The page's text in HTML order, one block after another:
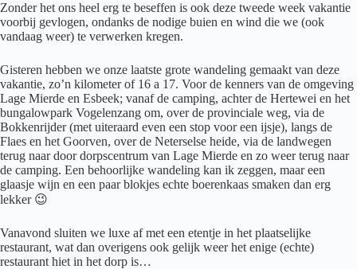
Zonder het ons heel erg te beseffen is ook deze tweede week vakantie
voorbij gevlogen, ondanks de nodige buien en wind die we (ook
vandaag weer) te verwerken kregen.
Gisteren hebben we onze laatste grote wandeling gemaakt van deze
vakantie, zo’n kilometer of 16 a 17. Voor de kenners van de omgeving
Lage Mierde en Esbeek; vanaf de camping, achter de Hertewei en het
bungalowpark Vogelenzang om, over de provinciale weg, via de
Bokkenrijder (met uiteraard even een stop voor een ijsje), langs de
Flaes en het Goorven, over de Neterselse heide, via de landwegen
terug naar door dorpscentrum van Lage Mierde en zo weer terug naar
de camping. Een behoorlijke wandeling kan ik zeggen, maar een
glaasje wijn en een paar blokjes echte boerenkaas smaken dan erg
lekker 😉
Vanavond sluiten we luxe af met een etentje in het plaatselijke
restaurant, wat dan overigens ook gelijk weer het enige (echte)
restaurant hiet in het dorp is…